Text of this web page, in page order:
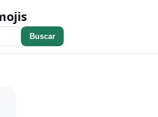
Buscar